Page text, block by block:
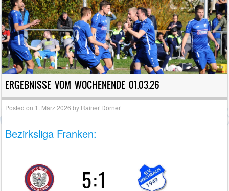
Skip to content
ERGEBNISSE VOM WOCHENENDE 01.03.26
Posted on 1. März 2026 by Rainer Dörner
Bezirksliga Franken: